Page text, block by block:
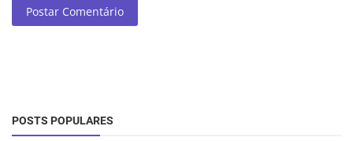
Postar Comentário
POSTS POPULARES